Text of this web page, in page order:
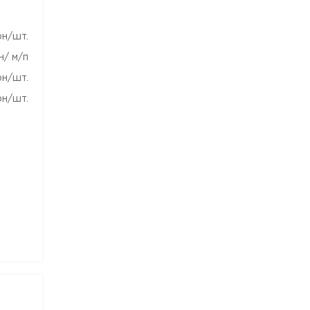
шт.
м/п
шт.
шт.